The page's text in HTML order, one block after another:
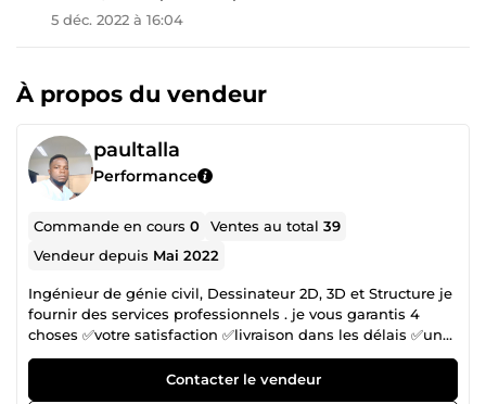
5 déc. 2022 à 16:04
À propos du vendeur
paultalla
Performance
Commande en cours0 Ventes au total39
Vendeur depuis Mai 2022
Ingénieur de génie civil, Dessinateur 2D, 3D et Structure je
fournir des services professionnels . je vous garantis 4
choses ✅votre satisfaction ✅livraison dans les délais ✅un
service de qualité ✅Respect de vos exigences
Contacter le vendeur